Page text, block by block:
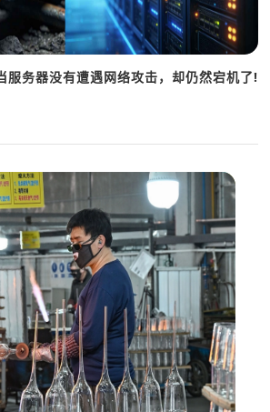
服务器没有遭遇网络攻击，却仍然宕机了!